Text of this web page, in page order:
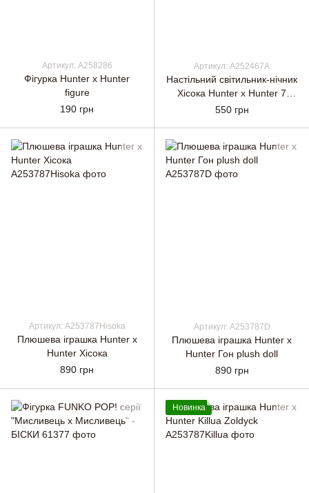
Артикул: A258286
Фігурка Hunter x Hunter
figure
190 грн
Артикул: A252467A
Настільний світильник-нічник
Хісока Hunter x Hunter 7
кольорів + USB
550 грн
Артикул: A253787Hisoka
Плюшева іграшка Hunter x
Hunter Хісока
890 грн
Артикул: A253787D
Плюшева іграшка Hunter x
Hunter Гон plush doll
890 грн
Новинка